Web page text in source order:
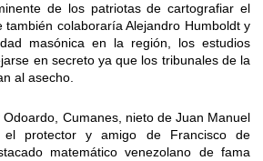
de los patriotas de cartografiar el
también colaboraría Alejandro Humboldt y
masónica en la región, los estudios
en secreto ya que los tribunales de la
al asecho.
Cumanes, nieto de Juan Manuel
el protector y amigo de Francisco de
matemático venezolano de fama